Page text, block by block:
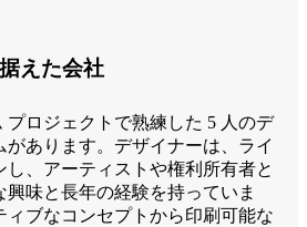
えた会社
プロジェクトで熟練した 5 人のデ
あります。デザイナーは、ライ
し、アーティストや権利所有者と
味と長年の経験を持っていま
ィブなコンセプトから印刷可能な